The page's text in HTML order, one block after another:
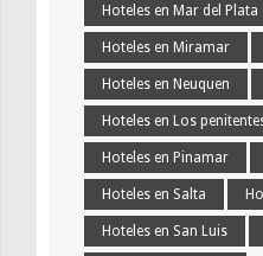
Hoteles en Mar del Plata
Hoteles en Miramar
Hoteles en Neuquen
Hoteles en Los
Hoteles en Pinamar
Hoteles en Salta
Hoteles en San Luis